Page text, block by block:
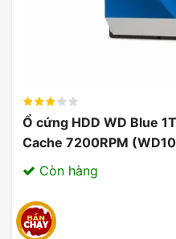
FAN TL LCD 120 tương
thống máy tính và các
làm cho nó trở thành lựa
Ổ cứng HDD WD Blue
Cache 7200RPM
03/2025
Còn hàng